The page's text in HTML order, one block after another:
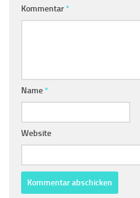
Kommentar*
Name*
Website